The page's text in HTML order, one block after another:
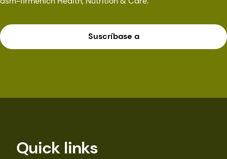
Suscríbase a
Quick links